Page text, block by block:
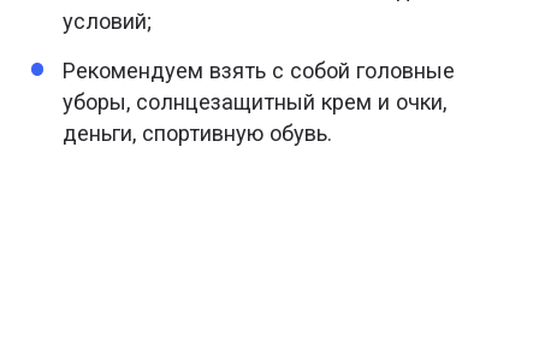
условий;
Рекомендуем взять с собой головные
уборы, солнцезащитный крем и очки,
деньги, спортивную обувь.